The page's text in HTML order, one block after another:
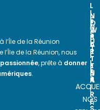
l’Île de la Réunion
de la Réunion, nous
, prête à donner
.
L
I
E
N
S
U
T
I
L
E
S
NOS
N
O
S
P
A
R
T
E
N
A
I
R
E
N
E
W
S
L
E
T
T
E
R
I
n